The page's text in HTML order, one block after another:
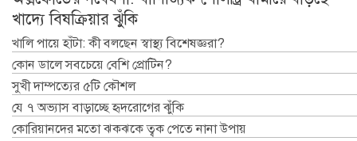
খাদ্যে বিষক্রিয়ার ঝুঁকি
খালি পায়ে হাঁটা: কী বলছেন স্বাস্থ্য বিশেষজ্ঞরা?
কোন ডালে সবচেয়ে বেশি প্রোটিন?
সুখী দাম্পত্যের ৫টি কৌশল
যে ৭ অভ্যাস বাড়াচ্ছে হৃদরোগের ঝুঁকি
কোরিয়ানদের মতো ঝকঝকে ত্বক পেতে নানা উপায়